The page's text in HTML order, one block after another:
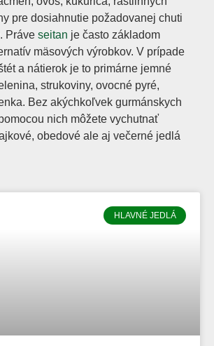
pre dosiahnutie požadovanej chuti
Práveseitan je často základom
mäsových výrobkov. V prípade
a nátierok je to primárne jemné
strukoviny, ovocné pyré,
Bez akýchkoľvek gurmánskych
nich môžete vychutnať
obedové ale aj večerné jedlá
HLAVNÉ JEDLÁ